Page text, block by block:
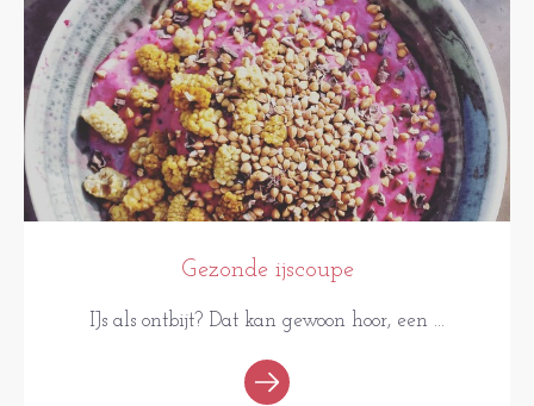
Gezonde ijscoupe
IJs als ontbijt? Dat kan gewoon hoor, een ...